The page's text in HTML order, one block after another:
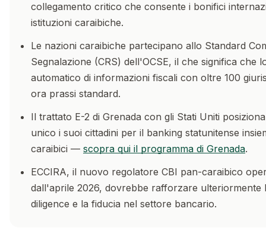
collegamento critico che consente i bonifici
istituzioni caraibiche.
Le nazioni caraibiche partecipano allo Standard
Segnalazione (CRS) dell'OCSE, il che significa che
automatico di informazioni fiscali con oltre 100
ora prassi standard.
Il trattato E-2 di Grenada con gli Stati Uniti
unico i suoi cittadini per il banking statunitense
caraibici — scopra qui il programma di Grenada.
ECCIRA, il nuovo regolatore CBI pan-caraibico
dall'aprile 2026, dovrebbe rafforzare ulteriormente
diligence e la fiducia nel settore bancario.